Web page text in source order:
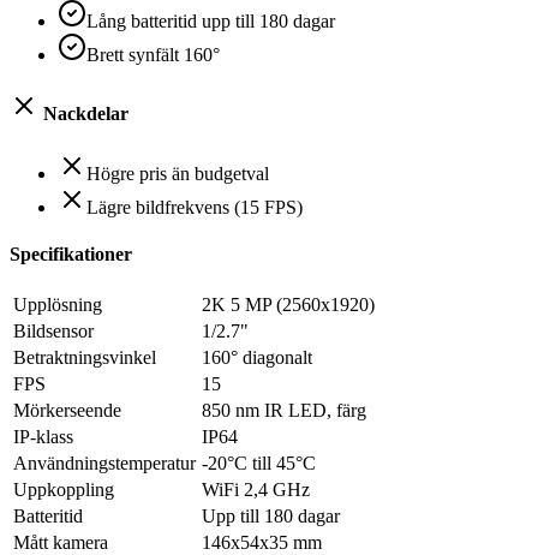
Lång batteritid upp till 180 dagar
Brett synfält 160°
Nackdelar
Högre pris än budgetval
Lägre bildfrekvens (15 FPS)
Specifikationer
Upplösning
2K 5 MP (2560x1920)
Bildsensor
1/2.7"
Betraktningsvinkel
160° diagonalt
FPS
15
Mörkerseende
850 nm IR LED, färg
IP-klass
IP64
Användningstemperatur -20°C till 45°C
Uppkoppling
WiFi 2,4 GHz
Batteritid
Upp till 180 dagar
Mått kamera
146x54x35 mm